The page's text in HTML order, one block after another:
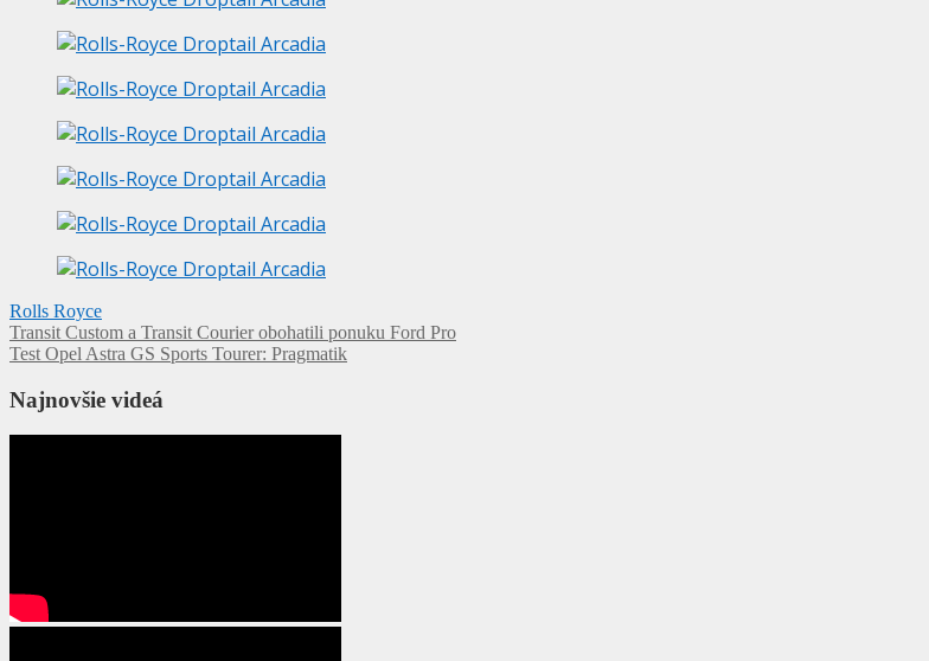
Rolls Royce
Navigácia
v
článku
Transit Custom a Transit Courier obohatili ponuku Ford Pro
Test Opel Astra GS Sports Tourer: Pragmatik
Najnovšie videá